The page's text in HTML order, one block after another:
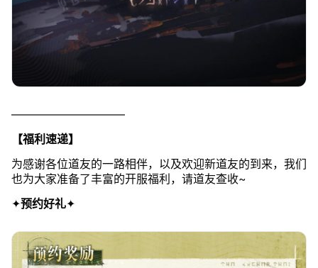
——————————
【福利速递】
为感谢各位道友的一路相伴，以及欢迎新道友的到来，我们
也为大家准备了丰富的开服福利，请道友查收~
✦预约好礼✦